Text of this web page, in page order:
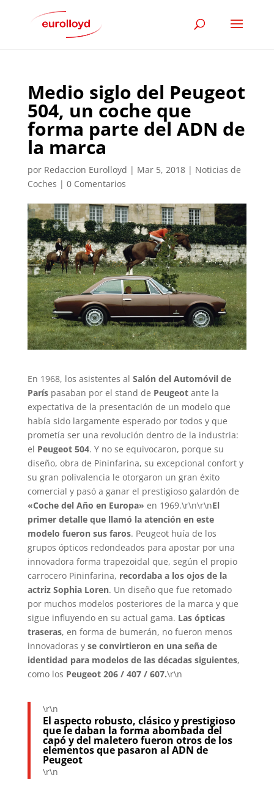
Medio siglo del Peugeot
504, un coche que
forma parte del ADN de
la marca
por Redaccion Eurolloyd | Mar 5, 2018| Noticias de
Coches | 0 Comentarios
En 1968, los asistentes al Salón del Automóvil de
Paríspasaban por el stand de Peugeotante la
expectativa de la presentación de un modelo que
había sido largamente esperado por todos y que
prometía ser una revolución dentro de la industria:
el Peugeot 504. Y no se equivocaron, porque su
diseño, obra de Pininfarina, su excepcional confort y
su gran polivalencia le otorgaron un gran éxito
comercial y pasó a ganar el prestigioso galardón de
«Coche del Año en Europa» en 1969.\r\n\r\nEl
primer detalle que llamó la atención en este
modelo fueron sus faros. Peugeot huía de los
grupos ópticos redondeados para apostar por una
innovadora forma trapezoidal que, según el propio
carrocero Pininfarina, recordaba a los ojos de la
actriz Sophia Loren. Un diseño que fue retomado
por muchos modelos posteriores de la marca y que
sigue influyendo en su actual gama. Las ópticas
traseras, en forma de bumerán, no fueron menos
innovadoras y se convirtieron en una seña de
identidad para modelos de las décadas siguientes,
como los Peugeot 206 / 407 / 607.\r\n
\r\n
El aspecto robusto, clásico y prestigioso
que le daban la forma abombada del
capó y del maletero fueron otros de los
elementos que pasaron al ADN de
Peugeot
\r\n